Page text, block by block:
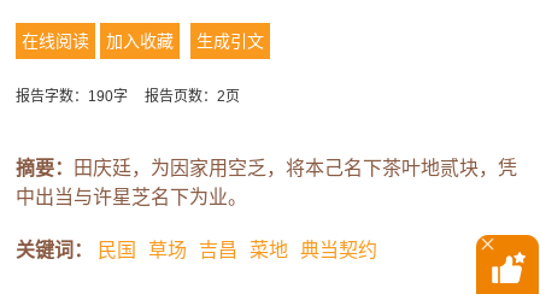
在线阅读 加入收藏 生成引文
报告字数：190字 报告页数：2页
摘要： 田庆廷，为因家用空乏，将本己名下茶叶地贰块，凭
中出当与许星芝名下为业。
关键词： 民国 草场 吉昌 菜地 典当契约